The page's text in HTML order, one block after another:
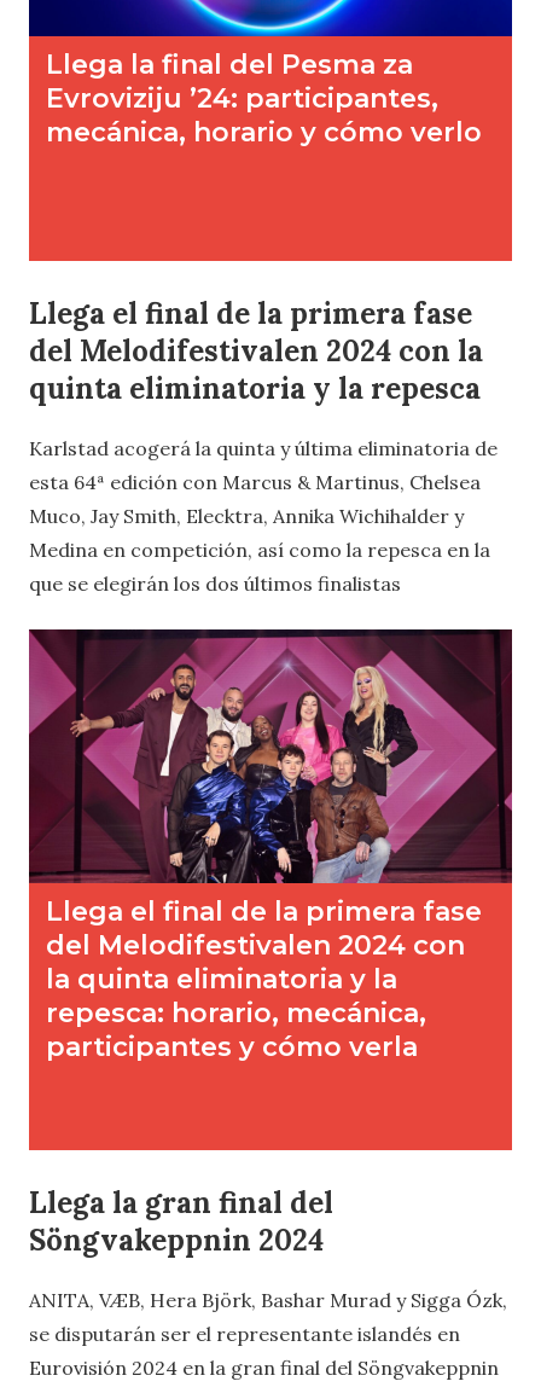
Llega el final de la primera fase
del Melodifestivalen 2024 con la
quinta eliminatoria y la repesca
Karlstad acogerá la quinta y última eliminatoria de
esta 64ª edición con Marcus & Martinus, Chelsea
Muco, Jay Smith, Elecktra, Annika Wichihalder y
Medina en competición, así como la repesca en la
que se elegirán los dos últimos finalistas
Llega la gran final del
Söngvakeppnin 2024
ANITA, VÆB, Hera Björk, Bashar Murad y Sigga Ózk,
se disputarán ser el representante islandés en
Eurovisión 2024 en la gran final del Söngvakeppnin